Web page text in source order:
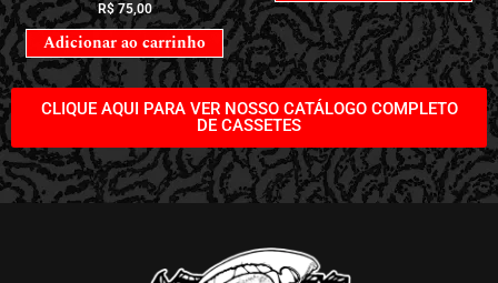
R$75,00
Adicionar ao carrinho
CLIQUE AQUI PARA VER NOSSO CATÁLOGO COMPLETO
DE CASSETES